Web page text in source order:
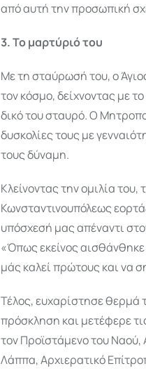
από αυτή την προσωπική
3. Το μαρτύριό του
Με τη σταύρωσή του, ο
τον κόσμο, δείχνοντας με
δικό του σταυρό. Ο
δυσκολίες τους με
τους δύναμη.
Κλείνοντας την ομιλία
Κωνσταντινουπόλεως
υπόσχεσή μας απέναντι
«Όπως εκείνος αισθάνθηκε
μάς καλεί πρώτους και να
Τέλος, ευχαρίστησε θερμά
πρόσκληση και μετέφερε
τον Προϊστάμενο του
Λάππα, Αρχιερατικό